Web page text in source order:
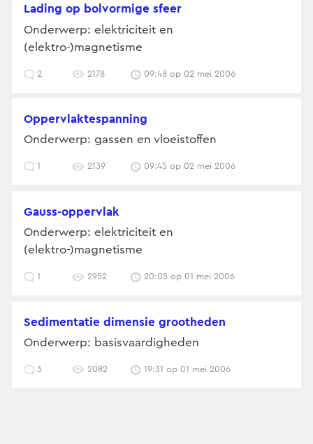
lading op bolvormige sfeer
Onderwerp: elektriciteit en
(elektro-)magnetisme
2 2178 09:48 op 02 mei 2006
Oppervlaktespanning
Onderwerp: gassen en vloeistoffen
1 2139 09:45 op 02 mei 2006
Gauss-oppervlak
Onderwerp: elektriciteit en
(elektro-)magnetisme
1 2952 20:05 op 01 mei 2006
sedimentatie dimensie grootheden
Onderwerp: basisvaardigheden
3 2082 19:31 op 01 mei 2006